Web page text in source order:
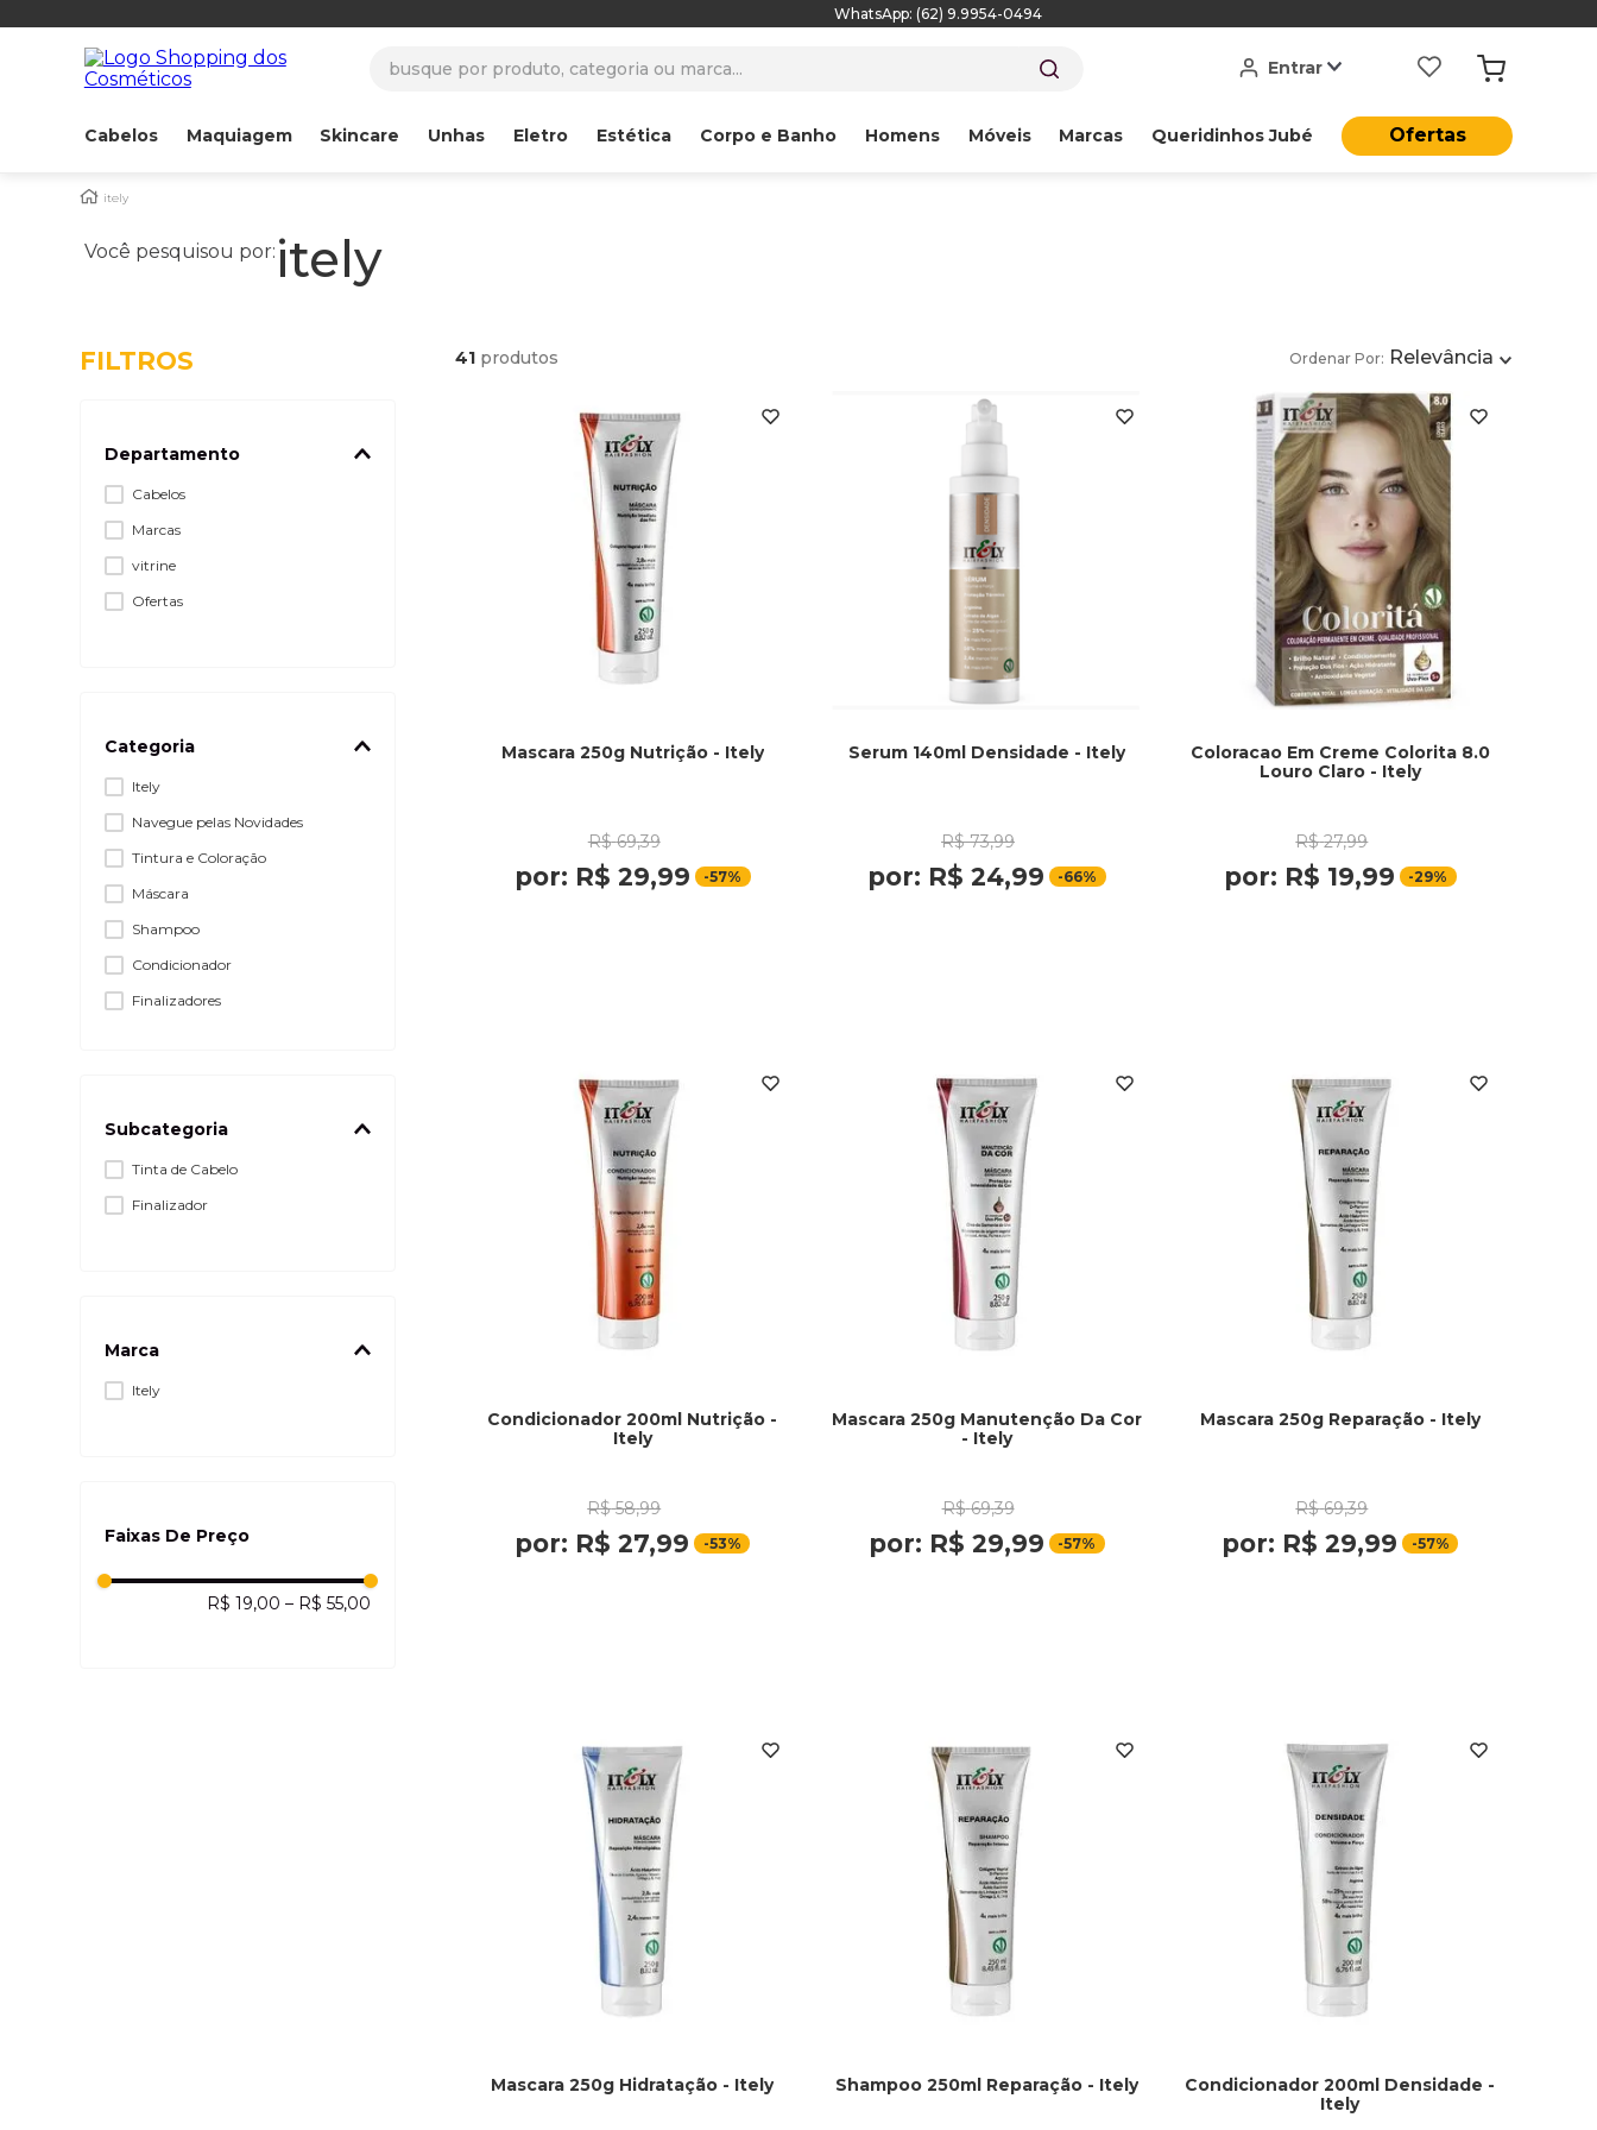
WhatsApp: (62) 9.9954-0494
Entrar
Cabelos Maquiagem Skincare Unhas Eletro Estética Corpo e Banho Homens Móveis Marcas Queridinhos Jubé Ofertas
itely
Você pesquisou por: itely
FILTROS
Departamento
Cabelos
Marcas
vitrine
Ofertas
Categoria
Itely
Navegue pelas Novidades
Tintura e Coloração
Máscara
Shampoo
Condicionador
Finalizadores
Subcategoria
Tinta de Cabelo
Finalizador
Marca
Itely
Faixas De Preço
R$ 19,00 – R$ 55,00
41 produtos Ordenar Por Relevância
Mascara 250g Nutrição - Itely
R$ 69,39
por: R$ 29,99 -57%
Serum 140ml Densidade - Itely
R$ 73,99
por: R$ 24,99 -66%
Coloracao Em Creme Colorita 8.0
Louro Claro - Itely
R$ 27,99
por: R$ 19,99 -29%
Condicionador 200ml Nutrição -
Itely
R$ 58,99
por: R$ 27,99 -53%
Mascara 250g Manutenção Da Cor
- Itely
R$ 69,39
por: R$ 29,99 -57%
Mascara 250g Reparação - Itely
R$ 69,39
por: R$ 29,99 -57%
Mascara 250g Hidratação - Itely Shampoo 250ml Reparação - Itely
Condicionador 200ml Densidade -
Itely